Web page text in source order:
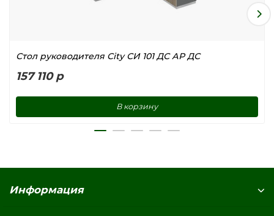
Стол руководителя City СИ 101 ДС АР ДС
157 110 р
В корзину
Информация